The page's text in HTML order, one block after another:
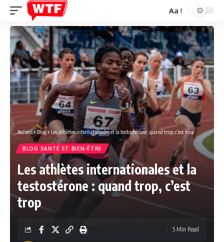
Font
Resizer
Aa
Accueil» Blog » Les athlètes internationales et la testostérone : quand trop, c’est trop
BLOG SANTÉ ET BIEN-ÊTRE
Les athlètes internationales et la
testostérone : quand trop, c’est
trop
5 Min Read